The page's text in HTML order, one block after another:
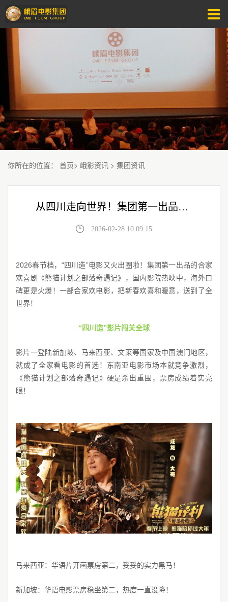
你所在的位置： 首页> 峨影资讯 > 集团资讯
从四川走向世界！集团第一出品《熊猫计划之部落奇遇记》海外口碑火出圈！
2026-02-28 10:09:15
2026春节档，“四川造”电影又火出圈啦！集团第一出品的合家
欢喜剧《熊猫计划之部落奇遇记》，国内影院热映中，海外口
碑更是火爆！一部合家欢电影，把新春欢喜和暖意，送到了全
世界！
“四川造”影片闯关全球
影片一登陆新加坡、马来西亚、文莱等国家及中国澳门地区，
就成了全家看电影的首选！东南亚电影市场本就竞争激烈，
《熊猫计划之部落奇遇记》硬是杀出重围，票房成绩着实亮
眼！
马来西亚：华语片开画票房第二，妥妥的实力黑马！
新加坡：华语电影票房稳坐第二，热度一直没降！